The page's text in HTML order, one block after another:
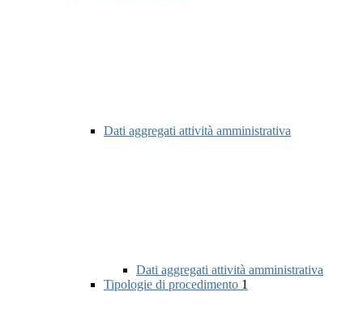
Dati aggregati attività amministrativa
Dati aggregati attività amministrativa
Tipologie di procedimento 1